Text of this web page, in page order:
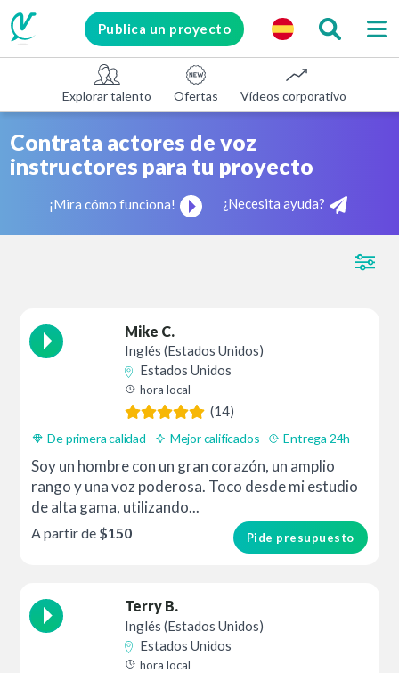
Publica un proyecto
Explorar talento Ofertas Vídeos corporativos
Contrata actores de voz
instructores para tu proyecto
¡Mira cómo funciona! ¿Necesita ayuda?
Mike C.
Inglés (Estados Unidos)
Estados Unidos
hora local
(14)
De primera calidad Mejor calificados Entrega 24h
Soy un hombre con un gran corazón, un amplio
rango y una voz poderosa. Toco desde mi estudio
de alta gama, utilizando...
Pide presupuesto
A partir de $150
Terry B.
Inglés (Estados Unidos)
Estados Unidos
hora local